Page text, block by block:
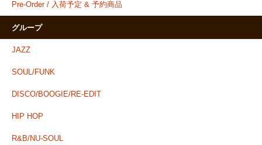
Pre-Order / 入荷予定 & 予約商品
グループ
JAZZ
SOUL/FUNK
DISCO/BOOGIE/RE-EDIT
HIP HOP
R&B/NU-SOUL